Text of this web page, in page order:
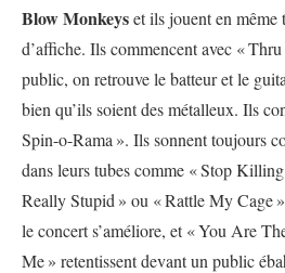
Blow Monkeyset ils jouent en même
d’affiche. Ils commencent avec «Thru
public, on retrouve le batteur et le
bien qu’ils soient des métalleux. Ils
Spin-o-Rama ». Ils sonnent toujours
dans leurs tubes comme «Stop
Really Stupid » ou «Rattle My Cage
le concert s’améliore, et «You Are
Me» retentissent devant un public